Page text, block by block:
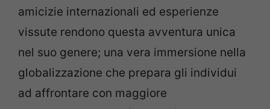
amicizie internazionali ed esperienze
vissute rendono questa avventura unica
nel suo genere; una vera immersione nella
globalizzazione che prepara gli individui
ad affrontare con maggiore